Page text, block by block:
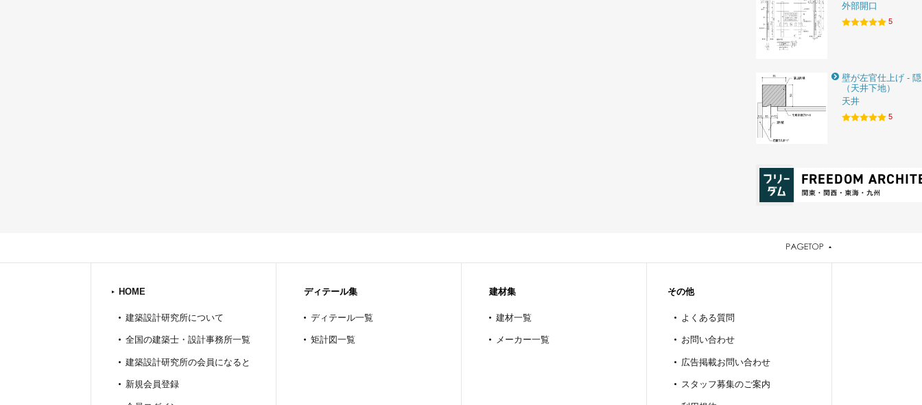
外部開口
5
壁が左官仕上げ -
（天井下地）
天井
5
HOME
建築設計研究所について
全国の建築士・設計事務所一覧
建築設計研究所の会員になると
新規会員登録
ディテール集
ディテール一覧
矩計図一覧
建材集
建材一覧
メーカー一覧
その他
よくある質問
お問い合わせ
広告掲載お問い合わせ
スタッフ募集のご案内